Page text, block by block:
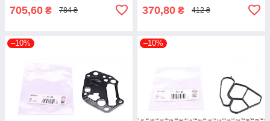
705,60 ₴ 784 ₴ 370,80 ₴ 412 ₴
–10% –10%